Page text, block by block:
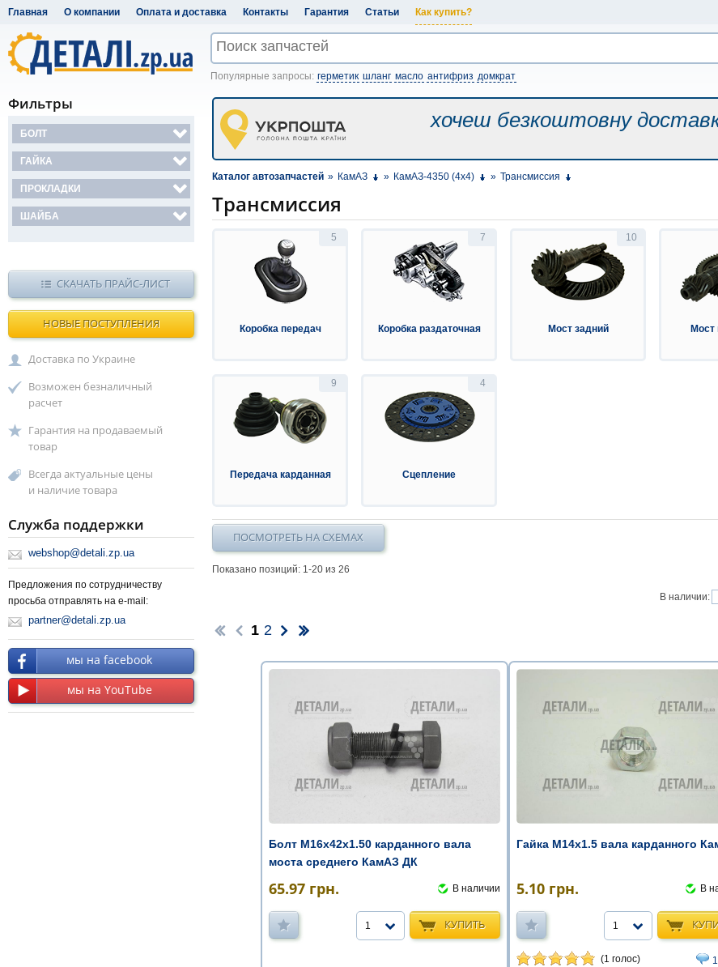
Главная О компании Оплата и доставка Контакты Гарантия Статьи Как купить?
Популярные запросы: герметик шланг масло антифриз домкрат
хочеш безкоштовну
Каталог автозапчастей » КамАЗ » КамАЗ-4350 (4х4) » Трансмиссия
Трансмиссия
5
Коробка передач
7
Коробка раздаточная
10
Мост задний Мост
9
Передача карданная
4
Сцепление
ПОСМОТРЕТЬ НА СХЕМАХ
Показано позиций: 1-20 из 26
В наличии:
1 2
Болт М16х42х1.50 карданного вала
моста среднего КамАЗ ДК
65.97 грн. В наличии
КУПИТЬ
1
Гайка М14х1.5 вала карданного
5.10 грн. В
1
(1 голос)
Фильтры
БОЛТ
ГАЙКА
ПРОКЛАДКИ
ШАЙБА
СКАЧАТЬ ПРАЙС-ЛИСТ
НОВЫЕ ПОСТУПЛЕНИЯ
Доставка по Украине
Возможен безналичный
расчет
Гарантия на продаваемый
товар
Всегда актуальные цены
и наличие товара
Служба поддержки
webshop@detali.zp.ua
Предложения по сотрудничеству
просьба отправлять на e-mail:
partner@detali.zp.ua
мы на facebook
мы на YouTube